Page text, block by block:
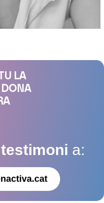
LA
DONA
testimoni a: